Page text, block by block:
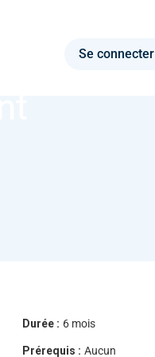
Se connecter
Durée : 6 mois
Prérequis : Aucun